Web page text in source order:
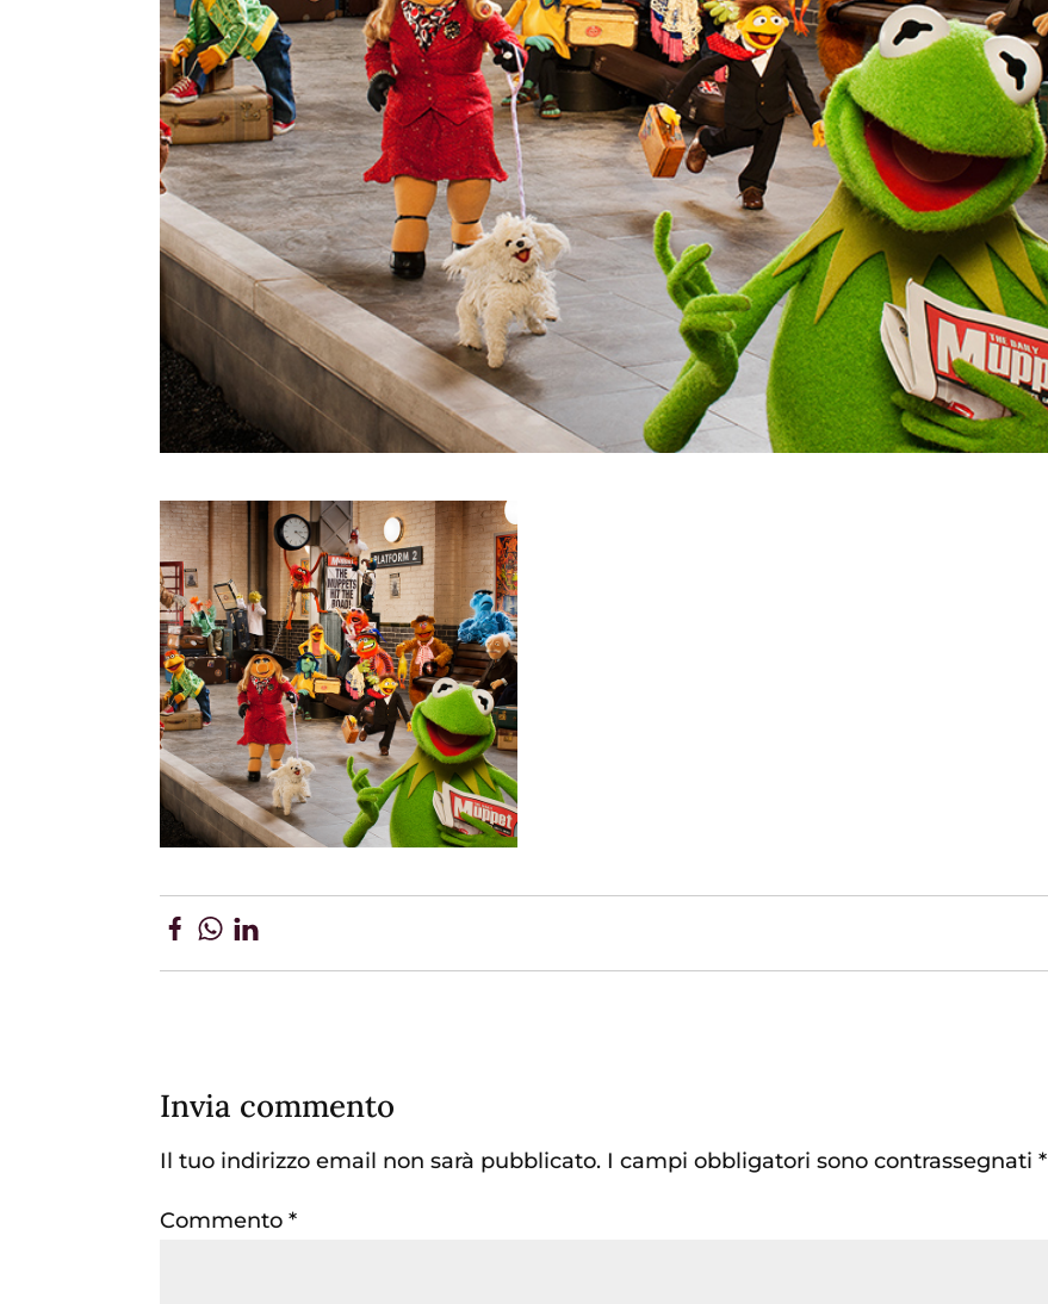
Invia commento
Il tuo indirizzo email non sarà pubblicato. I campi obbligatori sono contrassegnati*
Commento*